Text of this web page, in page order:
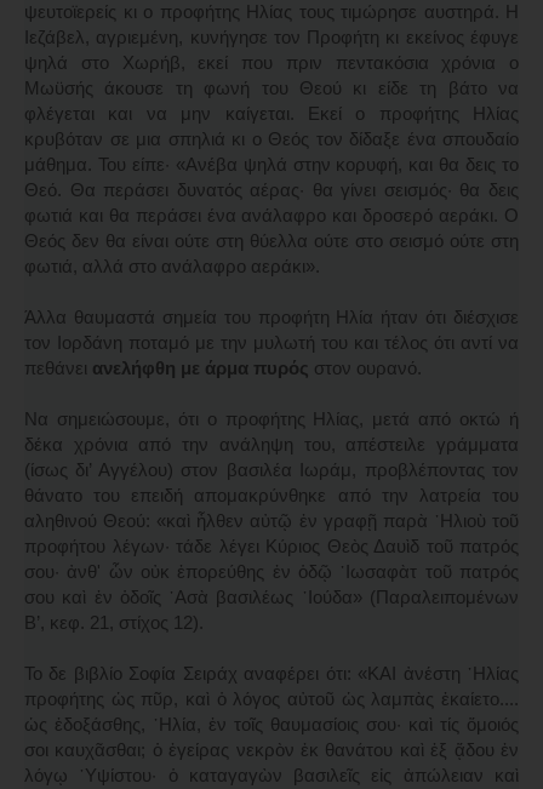
ψευτοϊερείς κι ο προφήτης Ηλίας τους τιμώρησε αυστηρά. Η
Ιεζάβελ, αγριεμένη, κυνήγησε τον Προφήτη κι εκείνος έφυγε
ψηλά στο Χωρήβ, εκεί που πριν πεντακόσια χρόνια ο
Μωϋσής άκουσε τη φωνή του Θεού κι είδε τη βάτο να
φλέγεται και να μην καίγεται. Εκεί ο προφήτης Ηλίας
κρυβόταν σε μια σπηλιά κι ο Θεός τον δίδαξε ένα σπουδαίο
μάθημα. Του είπε· «Ανέβα ψηλά στην κορυφή, και θα δεις το
Θεό. Θα περάσει δυνατός αέρας· θα γίνει σεισμός· θα δεις
φωτιά και θα περάσει ένα ανάλαφρο και δροσερό αεράκι. Ο
Θεός δεν θα είναι ούτε στη θύελλα ούτε στο σεισμό ούτε στη
φωτιά, αλλά στο ανάλαφρο αεράκι».
Άλλα θαυμαστά σημεία του προφήτη Ηλία ήταν ότι διέσχισε
τον Ιορδάνη ποταμό με την μυλωτή του και τέλος ότι αντί να
πεθάνει ανελήφθη με άρμα πυρός στον ουρανό.
Να σημειώσουμε, ότι ο προφήτης Ηλίας, μετά από οκτώ ή
δέκα χρόνια από την ανάληψη του, απέστειλε γράμματα
(ίσως δι’ Αγγέλου) στον βασιλέα Iωράμ, προβλέποντας τον
θάνατο του επειδή απομακρύνθηκε από την λατρεία του
αληθινού Θεού: «καὶ ἦλθεν αὐτῷ ἐν γραφῇ παρὰ ᾿Ηλιοὺ τοῦ
προφήτου λέγων· τάδε λέγει Κύριος Θεὸς Δαυὶδ τοῦ πατρός
σου· ἀνθ' ὧν οὐκ ἐπορεύθης ἐν ὁδῷ ᾿Ιωσαφὰτ τοῦ πατρός
σου καὶ ἐν ὁδοῖς ᾿Ασὰ βασιλέως ᾿Ιούδα» (Παραλειπομένων
Β’, κεφ. 21, στίχος 12).
Το δε βιβλίο Σοφία Σειράχ αναφέρει ότι: «ΚΑΙ ἀνέστη ᾿Ηλίας
προφήτης ὡς πῦρ, καὶ ὁ λόγος αὐτοῦ ὡς λαμπὰς ἐκαίετο....
ὡς ἐδοξάσθης, ᾿Ηλία, ἐν τοῖς θαυμασίοις σου· καὶ τίς ὅμοιός
σοι καυχᾶσθαι; ὁ ἐγείρας νεκρὸν ἐκ θανάτου καὶ ἐξ ᾅδου ἐν
λόγῳ ῾Υψίστου· ὁ καταγαγὼν βασιλεῖς εἰς ἀπώλειαν καὶ